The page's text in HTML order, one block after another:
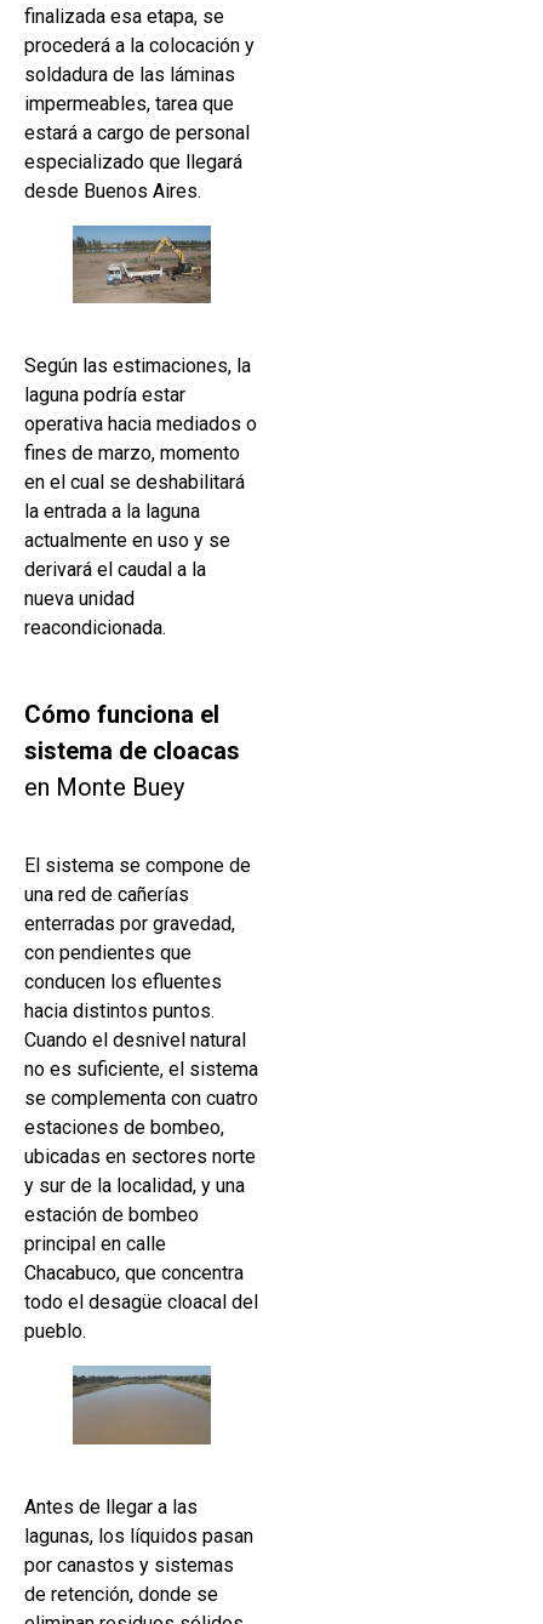
finalizada esa etapa, se
procederá a la colocación y
soldadura de las láminas
impermeables, tarea que
estará a cargo de personal
especializado que llegará
desde Buenos Aires.
Según las estimaciones, la
laguna podría estar
operativa hacia mediados o
fines de marzo, momento
en el cual se deshabilitará
la entrada a la laguna
actualmente en uso y se
derivará el caudal a la
nueva unidad
reacondicionada.
Cómo funciona el
sistema de cloacas
en Monte Buey
El sistema se compone de
una red de cañerías
enterradas por gravedad,
con pendientes que
conducen los efluentes
hacia distintos puntos.
Cuando el desnivel natural
no es suficiente, el sistema
se complementa con cuatro
estaciones de bombeo,
ubicadas en sectores norte
y sur de la localidad, y una
estación de bombeo
principal en calle
Chacabuco, que concentra
todo el desagüe cloacal del
pueblo.
Antes de llegar a las
lagunas, los líquidos pasan
por canastos y sistemas
de retención, donde se